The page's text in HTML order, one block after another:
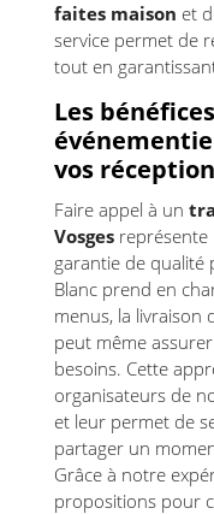
faites maison et
service permet de
tout en
Les
vos
Faire appel à un
Vosgesreprésente
garantie de
Blanc prend en
menus, la livraison
peut même
besoins. Cette
organisateurs de
et leur permet de
partager un
Grâce à notre
propositions pour